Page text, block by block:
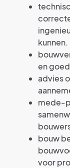
kunnen.
en
advies
mede-
bouw
voor